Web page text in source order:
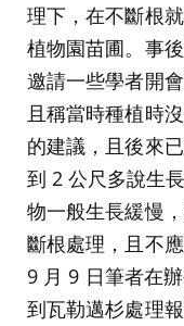
理下，在不斷根
植物園苗圃。事
邀請一些學者開
且稱當時種植時
的建議，且後來
到 2 公尺多說生
物一般生長緩慢
斷根處理，且不
9 月 9 日筆者在
到瓦勒邁杉處理